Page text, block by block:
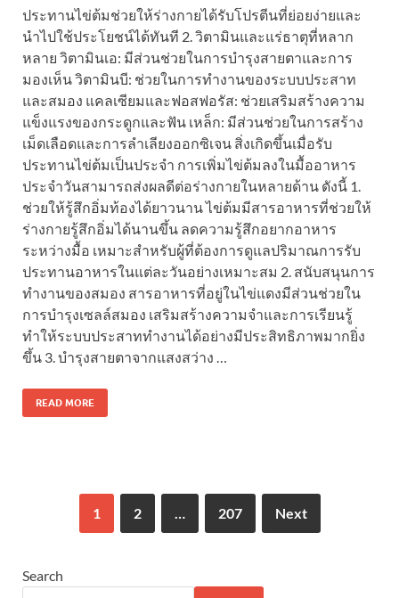
ประทานไข่ต้มช่วยให้ร่างกายได้รับโปรตีนที่ย่อยง่ายและ
นำไปใช้ประโยชน์ได้ทันที 2. วิตามินและแร่ธาตุที่หลาก
หลาย วิตามินเอ: มีส่วนช่วยในการบำรุงสายตาและการ
มองเห็น วิตามินบี: ช่วยในการทำงานของระบบประสาท
และสมอง แคลเซียมและฟอสฟอรัส: ช่วยเสริมสร้างความ
แข็งแรงของกระดูกและฟัน เหล็ก: มีส่วนช่วยในการสร้าง
เม็ดเลือดและการลำเลียงออกซิเจน สิ่งเกิดขึ้นเมื่อรับ
ประทานไข่ต้มเป็นประจำ การเพิ่มไข่ต้มลงในมื้ออาหาร
ประจำวันสามารถส่งผลดีต่อร่างกายในหลายด้าน ดังนี้ 1.
ช่วยให้รู้สึกอิ่มท้องได้ยาวนาน ไข่ต้มมีสารอาหารที่ช่วยให้
ร่างกายรู้สึกอิ่มได้นานขึ้น ลดความรู้สึกอยากอาหาร
ระหว่างมื้อ เหมาะสำหรับผู้ที่ต้องการดูแลปริมาณการรับ
ประทานอาหารในแต่ละวันอย่างเหมาะสม 2. สนับสนุนการ
ทำงานของสมอง สารอาหารที่อยู่ในไข่แดงมีส่วนช่วยใน
การบำรุงเซลล์สมอง เสริมสร้างความจำและการเรียนรู้
ทำให้ระบบประสาททำงานได้อย่างมีประสิทธิภาพมากยิ่ง
ขึ้น 3. บำรุงสายตาจากแสงสว่าง …
READ MORE
1 2 207 Next
Search